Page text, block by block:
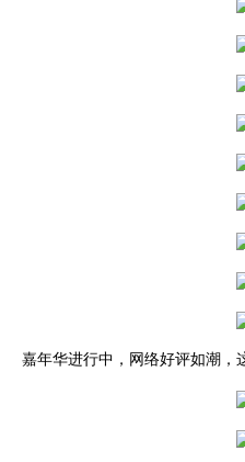
嘉年华进行中，网络好评如潮，